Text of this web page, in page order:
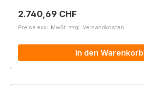
Regulärer Preis:
2.740,69 CHF
Preise exkl. MwSt. zzgl. Versandkosten
In den Warenkorb